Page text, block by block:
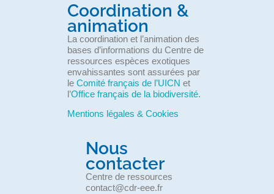
Coordination &
animation
La coordination et l’animation des
bases d’informations du Centre de
ressources espèces exotiques
envahissantes sont assurées par
le Comité français de l’UICN et
l’Office français de la biodiversité.
Mentions légales & Cookies
Nous
contacter
Centre de ressources
contact@cdr-eee.fr